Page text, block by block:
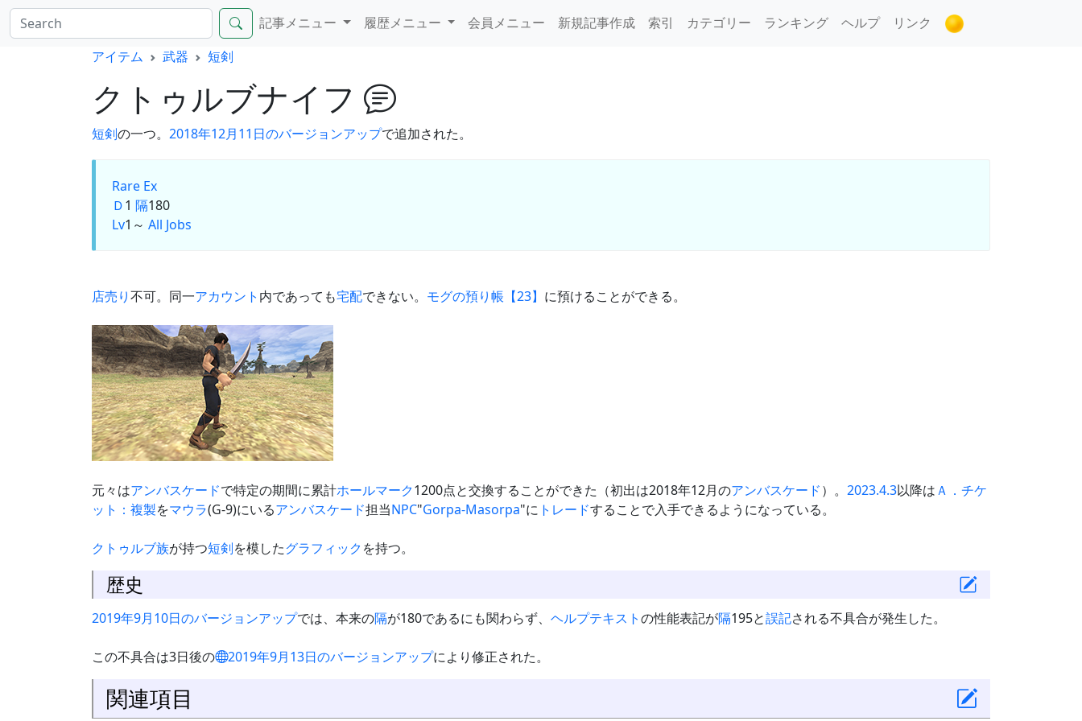
記事メニュー 履歴メニュー 会員メニュー 新規記事作成 索引 カテゴリー ランキング ヘルプ
リンク
アイテム
武器 短剣
クトゥルブナイフ
短剣の一つ。 2018年12月11日のバージョンアップで追加された。
Rare Ex
Ｄ1 隔180
Lv1～ All Jobs
店売り不可。同一アカウント 内であっても宅配できない。 モグの預り帳【23】 に預けることができる。
元々はアンバスケードで特定の期間に累計ホールマーク1200点と交換することができた（初出は2018年12月のアンバスケード）。 2023.4.3以降はＡ．チケ
ット：複製をマウラ(G-9)にいるアンバスケード担当NPC"Gorpa-Masorpa"に トレードすることで入手できるようになっている。
クトゥルブ族が持つ短剣を模したグラフィックを持つ。
歴史
2019年9月10日のバージョンアップでは、本来の隔が180であるにも関わらず、 ヘルプテキストの性能表記が隔195と誤記される不具合が発生した。
この不具合は3日後の 2019年9月13日のバージョンアップにより修正された。
関連項目